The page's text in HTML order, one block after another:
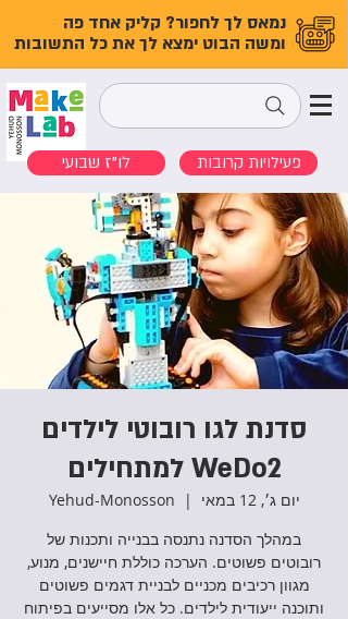
נמאס לך לחפור? קליק אחד פה
ומשה הבוט ימצא לך את כל התשובות
לו"ז שבועי פעילויות קרובות
סדנת לגו רובוטי לילדים
WeDo2 למתחילים
יום ג׳, 12 במאי
  |
Yehud-Monosson
במהלך הסדנה נתנסה בבנייה ותכנות של
רובוטים פשוטים. הערכה כוללת חיישנים, מנוע,
מגוון רכיבים מכניים לבניית דגמים פשוטים
ותוכנה ייעודית לילדים. כל אלו מסייעים בפיתוח